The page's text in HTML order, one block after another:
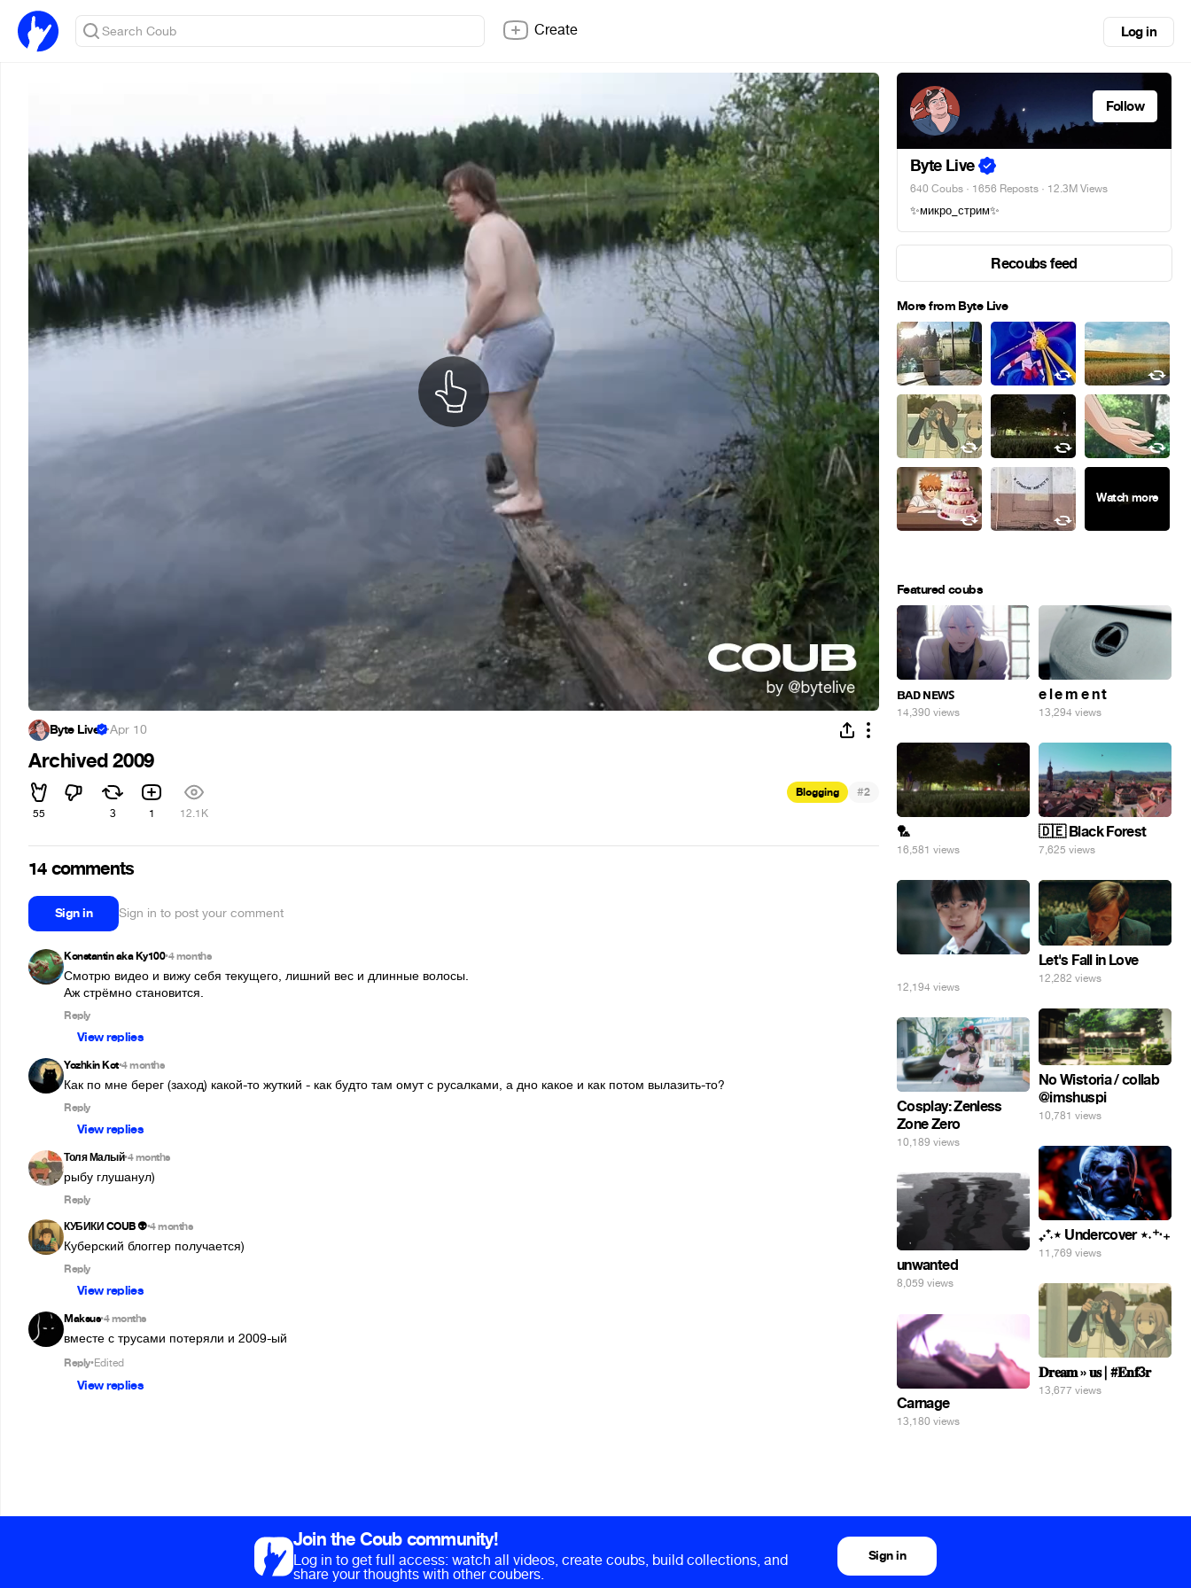
Create Log in
Byte Live ·Apr 10
Archived 2009
55 3 1 12.1K
Blogging #2
14 comments
Sign in Sign in to post your comment
Konstantin aka Ky100•4 months
Смотрю видео и вижу себя текущего, лишний вес и длинные волосы.
Аж стрёмно становится.
Reply
View replies
Yozhkin Kot•4 months
Как по мне берег (заход) какой-то жуткий - как будто там омут с русалками, а дно какое и как потом вылазить-то?
Reply
View replies
Толя Малый•4 months
рыбу глушанул)
Reply
КУБИКИ COUB 👽•4 months
Куберский блоггер получается)
Reply
View replies
Maksus•4 months
вместе с трусами потеряли и 2009-ый
Reply•Edited
View replies
Follow
Byte Live
640 Coubs · 1656 Reposts · 12.3M Views
✨микро_стрим✨
Recoubs feed
More from Byte Live
Featured coubs
ʙᴀᴅ ɴᴇᴡꜱ
14,390 views
e l e m e n t
13,294 views
🏸
16,581 views
🇩🇪 Black Forest
7,625 views
12,194 views
Let's Fall in Love
12,282 views
No Wistoria / collab
@imshuspi
10,781 views
Cosplay: Zenless
Zone Zero
10,189 views
₊‧⁺˖⋆ Undercover ⋆˖⁺‧₊
11,769 views
unwanted
8,059 views
𝐃𝐫𝐞𝐚𝐦 » 𝐮𝐬 | #𝐄𝐧𝐟3𝐫
13,677 views
Carnage
13,180 views
Join the Coub community!
Log in to get full access: watch all videos, create coubs, build collections, and
share your thoughts with other coubers.
Sign in